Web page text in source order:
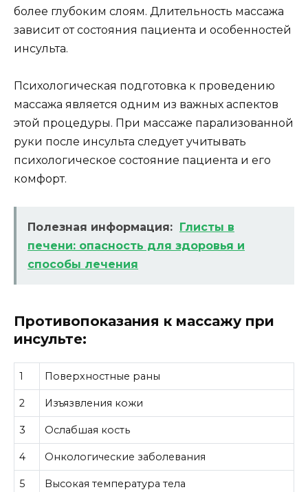
более глубоким слоям. Длительность массажа
зависит от состояния пациента и особенностей
инсульта.
Психологическая подготовка к проведению
массажа является одним из важных аспектов
этой процедуры. При массаже парализованной
руки после инсульта следует учитывать
психологическое состояние пациента и его
комфорт.
Полезная информация: Глисты в
печени: опасность для здоровья и
способы лечения
Противопоказания к массажу при
инсульте:
1 Поверхностные раны
2 Изъязвления кожи
3 Ослабшая кость
4 Онкологические заболевания
5 Высокая температура тела